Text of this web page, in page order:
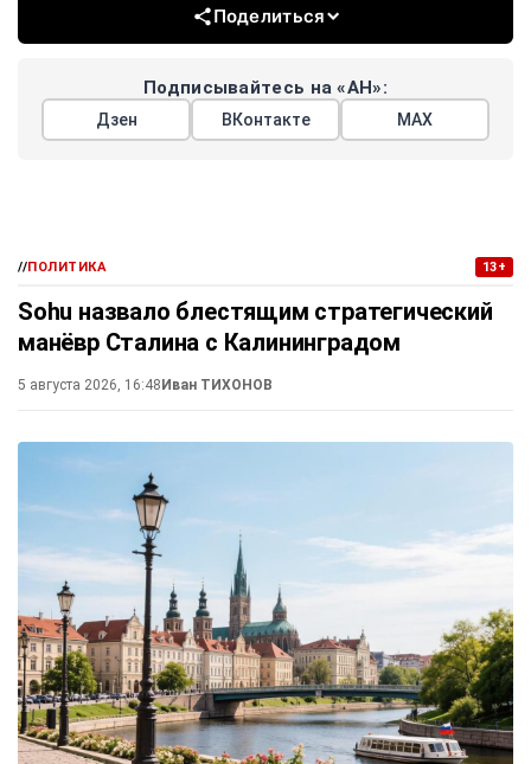
Поделиться
Подписывайтесь на «АН»:
Дзен ВКонтакте МАХ
//ПОЛИТИКА 13+
Sohu назвало блестящим стратегический
манёвр Сталина с Калининградом
5 августа 2026, 16:48 Иван ТИХОНОВ